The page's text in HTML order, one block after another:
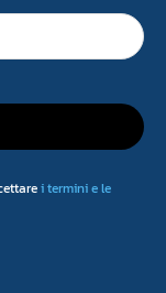
i termini e le